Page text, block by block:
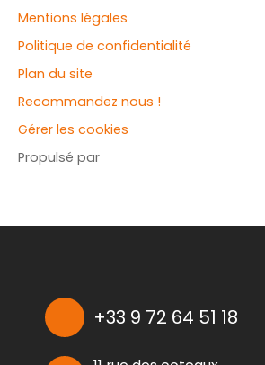
Mentions légales
Politique de confidentialité
Plan du site
Recommandez nous !
Gérer les cookies
Propulsé par
+33 9 72 64 51 18